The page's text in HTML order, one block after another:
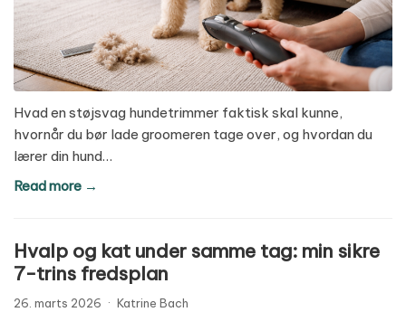
Hvad en støjsvag hundetrimmer faktisk skal kunne,
hvornår du bør lade groomeren tage over, og hvordan du
lærer din hund…
Read more →
Hvalp og kat under samme tag: min sikre
7-trins fredsplan
26. marts 2026 · Katrine Bach